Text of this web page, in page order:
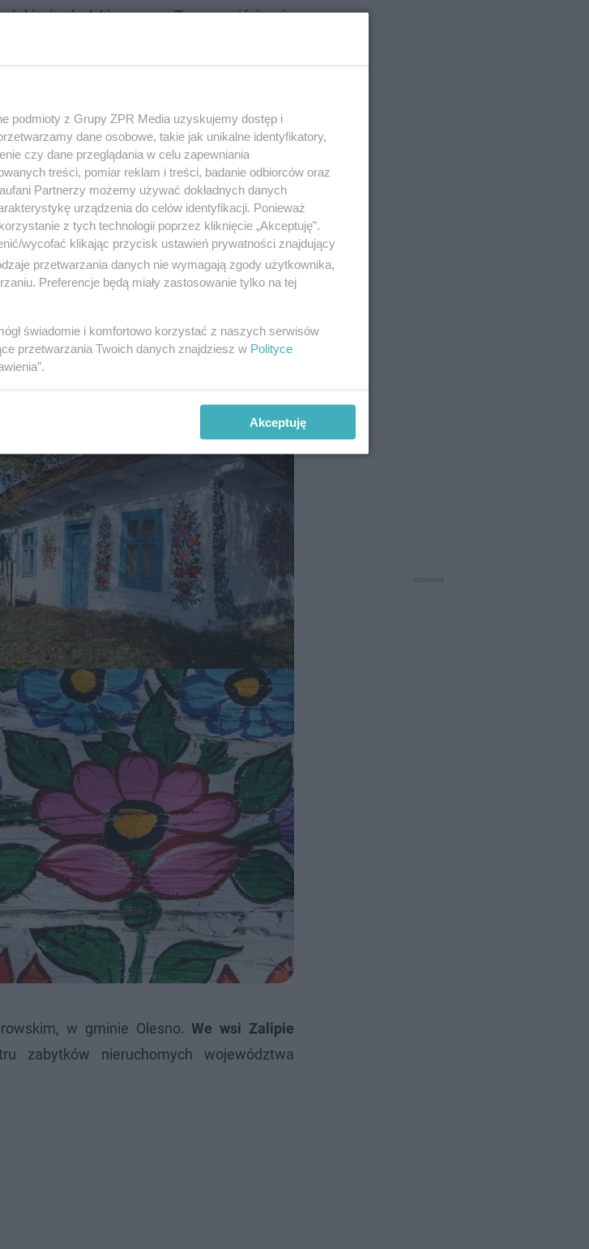
i góralskie wzory. To oczywiście nie
w gminie Olesno.We wsi Zalipie
zabytków nieruchomych województwa
podmioty z Grupy ZPR Media uzyskujemy dostęp i
dane osobowe, takie jak unikalne identyfikatory,
czy dane przeglądania w celu zapewniania
treści, pomiar reklam i treści, badanie odbiorców oraz
Partnerzy możemy używać dokładnych danych
urządzenia do celów identyfikacji. Ponieważ
z tych technologii poprzez kliknięcie „Akceptuję”.
wycofać klikając przycisk ustawień prywatności znajdujący
przetwarzania danych nie wymagają zgody użytkownika,
Preferencje będą miały zastosowanie tylko na tej
świadomie i komfortowo korzystać z naszych serwisów
przetwarzania Twoich danych znajdziesz w Polityce
Akceptuję